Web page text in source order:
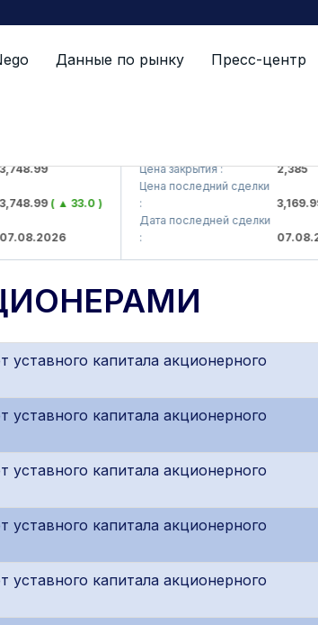
Данные по рынку Пресс-центр
( ▲ 33.0 )
Цена закрытия :
2,385
Цена последний сделки
3,169.99
Дата последней сделки
капитала акционерного
капитала акционерного
капитала акционерного
капитала акционерного
капитала акционерного